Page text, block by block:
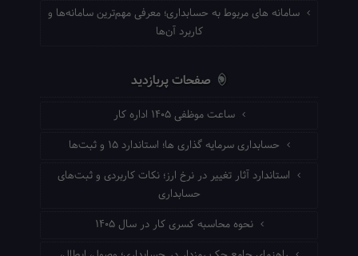
سامانه های مربوط به حسابداری؛ معرفی مهم‌ترین سامانه‌ها و
کاربرد آن‌ها
صفحات پربازدید
ساعت موظفی ۱۴۰۵ اداره کار
حسابداری سرمایه گذاری ها؛ استاندارد ۱۵ و ثبت‌ها
استاندارد آثار تغییر در نرخ ارز؛ نکات کاربردی و ثبت‌های
حسابداری
نحوه محاسبه کسری کار در سال ۱۴۰۵